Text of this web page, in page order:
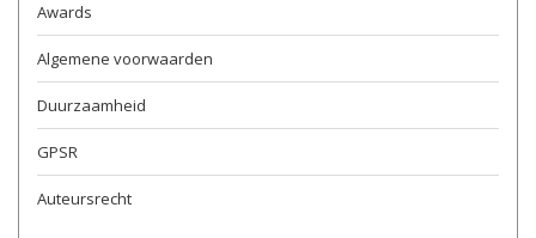
Awards
Algemene voorwaarden
Duurzaamheid
GPSR
Auteursrecht